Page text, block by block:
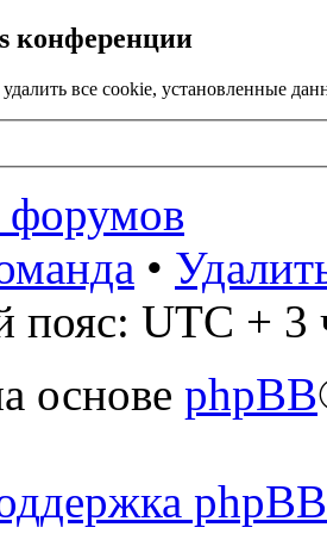
конференции
все cookie, установленные
•
пояс: UTC + 3
основе phpBB
phpBB